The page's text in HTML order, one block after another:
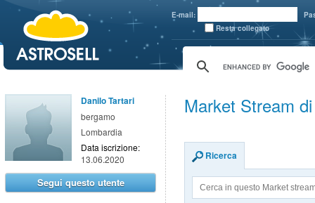
E-mail:
Resta collegato
Danilo Tartari
bergamo
Lombardia
Data iscrizione:
13.06.2020
Segui questo utente
Market Stream
Ricerca